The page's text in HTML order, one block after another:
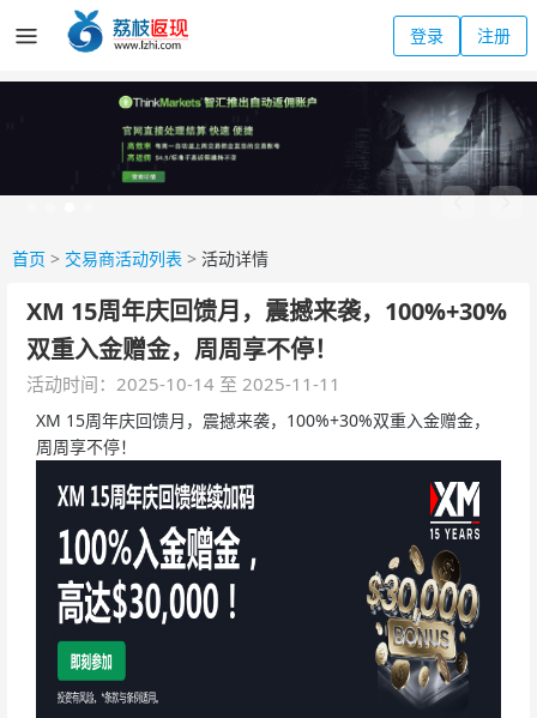
登录 注册
首页 > 交易商活动列表 > 活动详情
XM 15周年庆回馈月，震撼来袭，100%+30%
双重入金赠金，周周享不停！
活动时间：2025-10-14 至 2025-11-11
XM 15周年庆回馈月，震撼来袭，100%+30%双重入金赠金，
周周享不停！